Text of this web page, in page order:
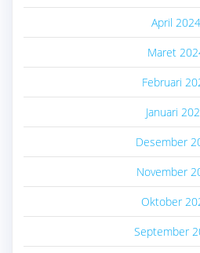
April 2024
Maret
Februari
Januari
Desember
November
Oktober
September